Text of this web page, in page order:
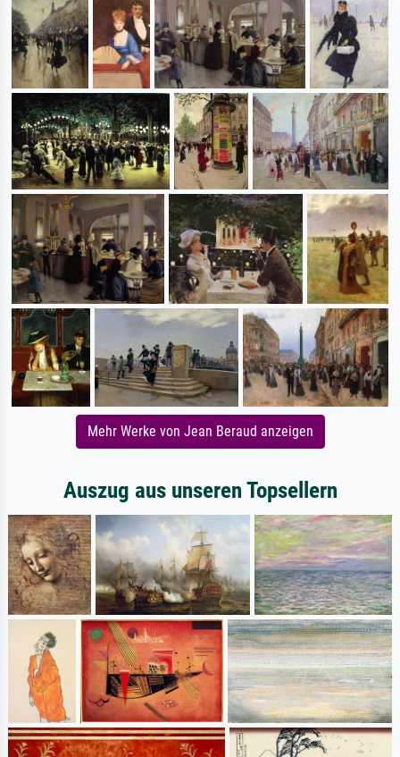
Mehr Werke von Jean Beraud anzeigen
Auszug aus unseren Topsellern